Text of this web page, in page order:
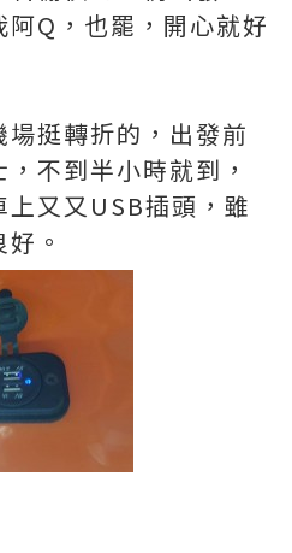
Q，也罷，開心就好
挺轉折的，出發前
不到半小時就到，
又又USB插頭，雖
。